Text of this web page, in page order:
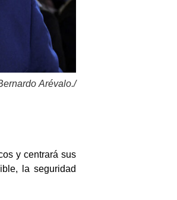
Arévalo./
y centrará sus
la seguridad